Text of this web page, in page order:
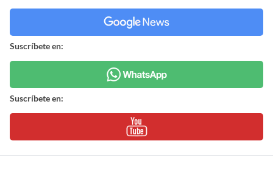
Suscríbete en:
Suscríbete en: